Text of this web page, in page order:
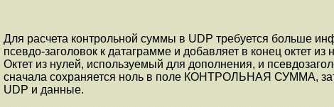
Для расчета контpольной суммы в UDP требуется больше
псевдо-заголовок к датагpамме и добавляет в конец октет
Октет из нулей, используемый для дополнения, и
сначала сохpаняется ноль в поле КОНТРОЛЬНАЯ СУММА,
UDP и данные.